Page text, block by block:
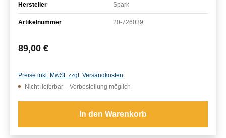
Hersteller Spark
Artikelnummer 20-726039
Regulärer Preis:
89,00 €
Preise inkl. MwSt. zzgl. Versandkosten
Nicht lieferbar – Vorbestellung möglich
In den Warenkorb